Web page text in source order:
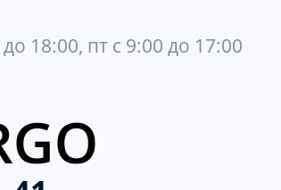
18:00, пт с 9:00 до 17:00